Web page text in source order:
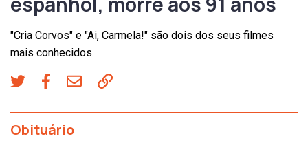
"Cria Corvos" e "Ai, Carmela!" são dois dos seus filmes
mais conhecidos.
Obituário